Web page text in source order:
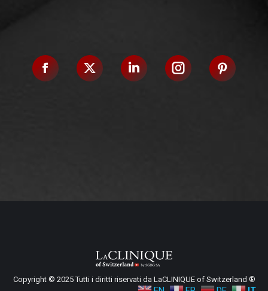
Facebook
X LinkedinInstagram
Copyright © 2025 Tutti i diritti riservati da LaCLINIQUE of Switzerland ®